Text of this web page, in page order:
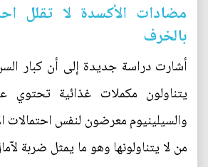
مضادات الأكسدة لا تقلل
بالخرف
أشارت دراسة جديدة إلى أن كبار
يتناولون مكملات غذائية تحتوي
والسيلينيوم معرضون لنفس احتمالات
من لا يتناولونها وهو ما يمثل ضربة